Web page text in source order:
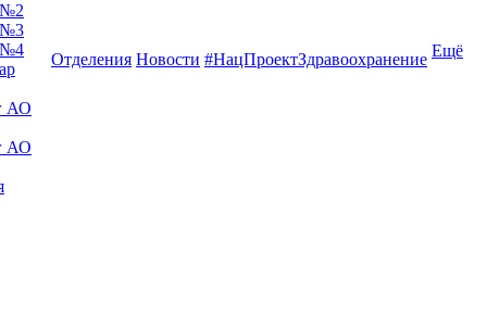
№2
№3
№4
АО
АО
Отделения Новости #НацПроектЗдравоохранение Ещё